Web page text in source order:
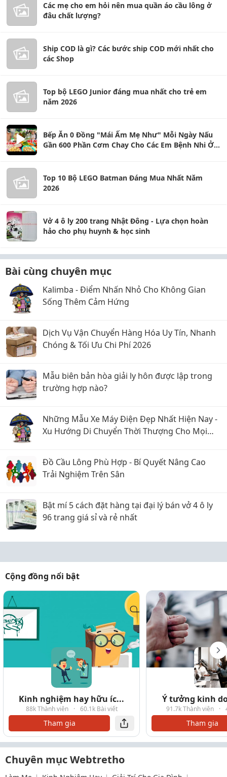
Các mẹ cho em hỏi nên mua quần áo cầu lông ở
đâu chất lượng?
Ship COD là gì? Các bước ship COD mới nhất cho
các Shop
Top bộ LEGO Junior đáng mua nhất cho trẻ em
năm 2026
Bếp Ăn 0 Đồng "Mái Ấm Mẹ Như" Mỗi Ngày Nấu
Gần 600 Phần Cơm Chay Cho Các Em Bệnh Nhi Ở
Top 10 Bộ LEGO Batman Đáng Mua Nhất Năm
2026
Vở 4 ô ly 200 trang Nhật Đông - Lựa chọn hoàn
hảo cho phụ huynh & học sinh
Bài cùng chuyên mục
Kalimba - Điểm Nhấn Nhỏ Cho Không Gian
Sống Thêm Cảm Hứng
Dịch Vụ Vận Chuyển Hàng Hóa Uy Tín, Nhanh
Chóng & Tối Ưu Chi Phí 2026
Mẫu biên bản hòa giải ly hôn được lập trong
trường hợp nào?
Những Mẫu Xe Máy Điện Đẹp Nhất Hiện Nay -
Xu Hướng Di Chuyển Thời Thượng Cho Mọi
Đồ Cầu Lông Phù Hợp - Bí Quyết Nâng Cao
Trải Nghiệm Trên Sân
Bật mí 5 cách đặt hàng tại đại lý bán vở 4 ô ly
96 trang giá sỉ và rẻ nhất
Cộng đồng nổi bật
Kinh nghiệm hay hữu íc...
88k Thành viên · 60.1k Bài viết
Tham gia
Ý tưởng kinh
91.7k Thành viên ·
Tham gia
Chuyên mục Webtretho